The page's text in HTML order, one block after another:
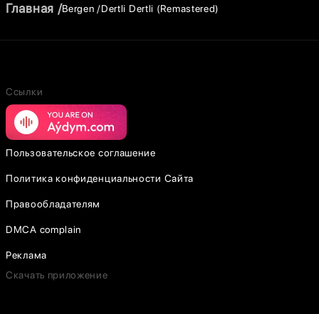
Главная Bergen Dertli Dertli (Remastered)
Ссылки
Пользовательское соглашение
Политика конфиденциальности Сайта
Правообладателям
DMCA complain
Реклама
Скачать приложение